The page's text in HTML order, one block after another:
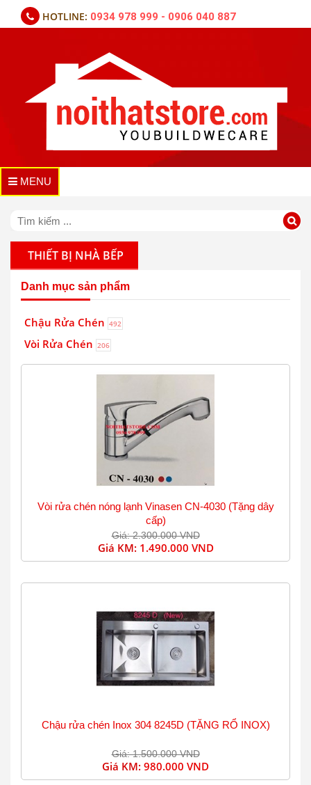
HOTLINE: 0934 978 999 - 0906 040 887
MENU
THIẾT BỊ NHÀ BẾP
Danh mục sản phẩm
Chậu Rửa Chén 492
Vòi Rửa Chén 206
Vòi rửa chén nóng lạnh Vinasen CN-4030 (Tặng dây
cấp)
Giá: 2.300.000 VND
Giá KM: 1.490.000 VND
Chậu rửa chén Inox 304 8245D (TẶNG RỔ INOX)
Giá: 1.500.000 VND
Giá KM: 980.000 VND